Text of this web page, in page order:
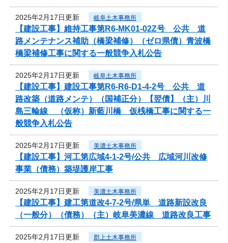
2025年2月17日更新 岐阜土木事務所
【建設工事】維持工事第R6-MK01-02Z号 公共 道
路メンテナンス補助（橋梁補修）（ゼロ県債）青波橋
橋梁補修工事に関する一般競争入札公告
2025年2月17日更新 岐阜土木事務所
【建設工事】建設工事第R6-R6-D1-4-2号 公共 道
路改築（道路メンテ）（国補正分）【翌債】（主）川
島三輪線 （仮称）新藍川橋 仮桟橋工事に関する一
般競争入札公告
2025年2月17日更新 美濃土木事務所
【建設工事】河工第広域4-1-2号/公共 広域河川改修
事業（債務）築堤護岸工事
2025年2月17日更新 美濃土木事務所
【建設工事】建工第道改4-7-2号/県単 道路新設改良
（一般分）（債務）（主）岐阜美濃線 道路改良工事
2025年2月17日更新 郡上土木事務所